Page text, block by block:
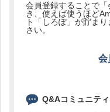
会員登録することで
き、使えば使うほど
ト「しろぽ」が貯ま
さい。
会
Q&Aコミュニテ